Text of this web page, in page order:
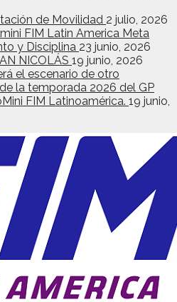
de Movilidad 2 julio, 2026
FIM Latin America Meta
y Disciplina 23 junio, 2026
NICOLÁS 19 junio, 2026
el escenario de otro
la temporada 2026 del GP
FIM Latinoamérica. 19 junio,